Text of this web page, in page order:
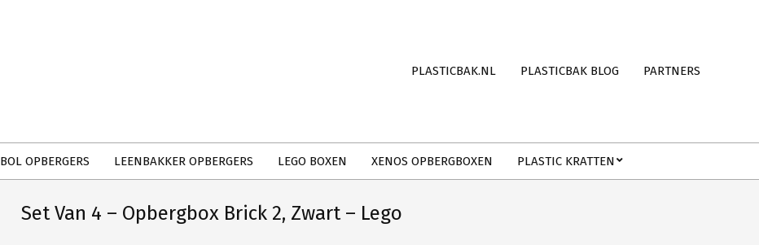
PLASTICBAK.NL PLASTICBAK BLOG PARTNERS
BOL OPBERGERS LEENBAKKER OPBERGERS LEGO BOXEN XENOS OPBERGBOXEN PLASTIC KRATTEN
Set Van 4 – Opbergbox Brick 2, Zwart – Lego